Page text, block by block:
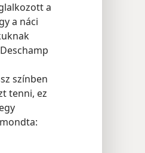
a
a náci
színben
tenni, ez